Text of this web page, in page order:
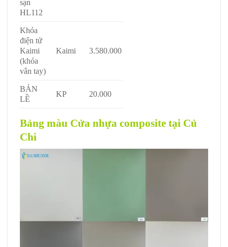
sạn
HL112
Khóa
điện tử
Kaimi
(khóa
vân tay)
Kaimi 3.580.000
BẢN
LỀ
KP 20.000
Bảng màu Cửa nhựa composite tại Củ
Chi